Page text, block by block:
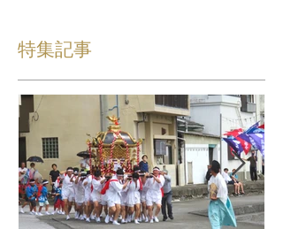
特集記事